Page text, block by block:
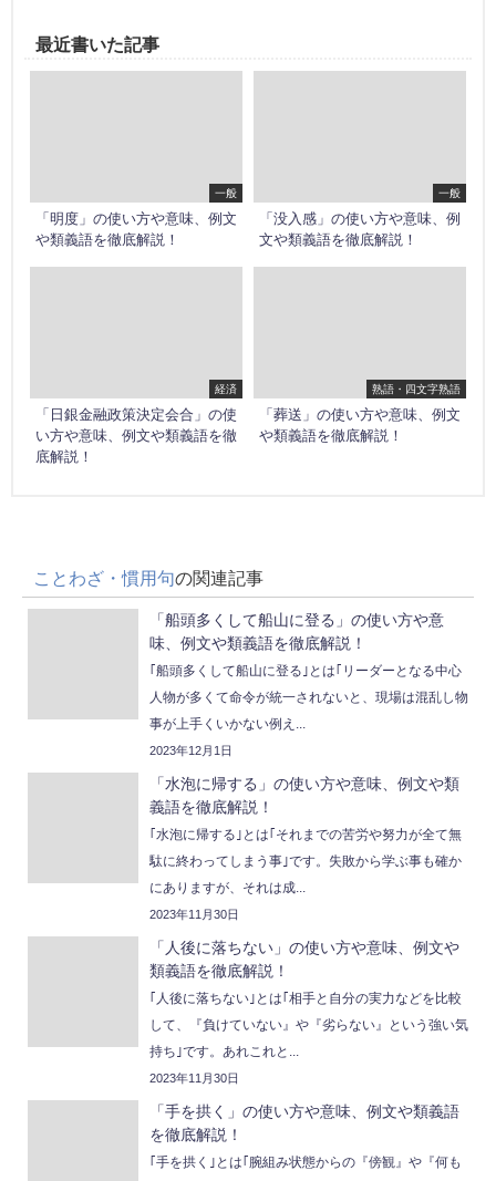
最近書いた記事
一般
「明度」の使い方や意味、例文
や類義語を徹底解説！
一般
「没入感」の使い方や意味、例
文や類義語を徹底解説！
経済
「日銀金融政策決定会合」の使
い方や意味、例文や類義語を徹
底解説！
熟語・四文字熟語
「葬送」の使い方や意味、例文
や類義語を徹底解説！
ことわざ・慣用句の関連記事
「船頭多くして船山に登る」の使い方や意
味、例文や類義語を徹底解説！
｢船頭多くして船山に登る｣とは｢リーダーとなる中心
人物が多くて命令が統一されないと、現場は混乱し物
事が上手くいかない例え...
2023年12月1日
「水泡に帰する」の使い方や意味、例文や類
義語を徹底解説！
｢水泡に帰する｣とは｢それまでの苦労や努力が全て無
駄に終わってしまう事｣です。失敗から学ぶ事も確か
にありますが、それは成...
2023年11月30日
「人後に落ちない」の使い方や意味、例文や
類義語を徹底解説！
｢人後に落ちない｣とは｢相手と自分の実力などを比較
して、『負けていない』や『劣らない』という強い気
持ち｣です。あれこれと...
2023年11月30日
「手を拱く」の使い方や意味、例文や類義語
を徹底解説！
｢手を拱く｣とは｢腕組み状態からの『傍観』や『何も